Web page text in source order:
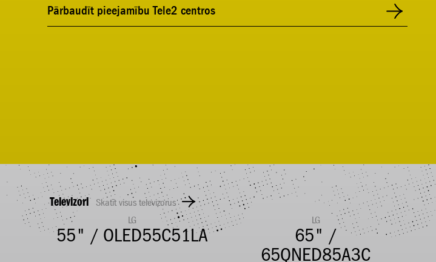
Pārbaudīt pieejamību Tele2 centros
Televizori Skatīt visus televizorus
LG
55" / OLED55C51LA
LG
65" /
65QNED85A3C